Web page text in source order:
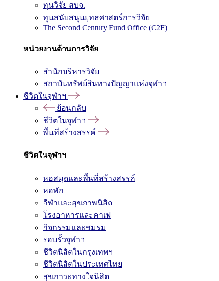
ทุนวิจัย สบจ.
ทุนสนับสนุนยุทธศาสตร์การวิจัย
The Second Century Fund Office (C2F)
หน่วยงานด้านการวิจัย
สำนักบริหารวิจัย
สถาบันทรัพย์สินทางปัญญาแห่งจุฬาฯ
ชีวิตในจุฬาฯ
ย้อนกลับ
ชีวิตในจุฬาฯ
พื้นที่สร้างสรรค์
ชีวิตในจุฬาฯ
หอสมุดและพื้นที่สร้างสรรค์
หอพัก
กีฬาและสุขภาพนิสิต
โรงอาหารและคาเฟ่
กิจกรรมและชมรม
รอบรั้วจุฬาฯ
ชีวิตนิสิตในกรุงเทพฯ
ชีวิตนิสิตในประเทศไทย
สุขภาวะทางใจนิสิต